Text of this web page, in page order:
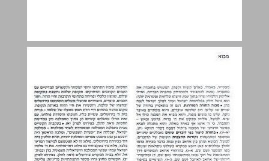
הכרונולוגיה של מלכי ישראל ויהודה ... 13